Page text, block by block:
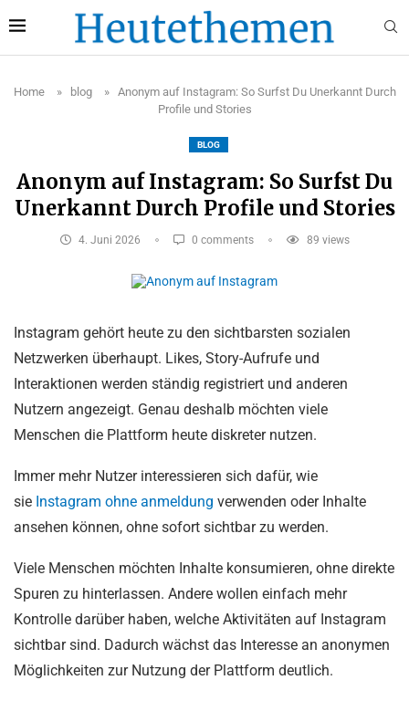
Home » blog » Anonym auf Instagram: So Surfst Du Unerkannt Durch
Profile und Stories
BLOG
Anonym auf Instagram: So Surfst Du
Unerkannt Durch Profile und Stories
4. Juni 2026 0 comments 89 views
Instagram gehört heute zu den sichtbarsten sozialen
Netzwerken überhaupt. Likes, Story-Aufrufe und
Interaktionen werden ständig registriert und anderen
Nutzern angezeigt. Genau deshalb möchten viele
Menschen die Plattform heute diskreter nutzen.
Immer mehr Nutzer interessieren sich dafür, wie
sie Instagram ohne anmeldung verwenden oder Inhalte
ansehen können, ohne sofort sichtbar zu werden.
Viele Menschen möchten Inhalte konsumieren, ohne direkte
Spuren zu hinterlassen. Andere wollen einfach mehr
Kontrolle darüber haben, welche Aktivitäten auf Instagram
sichtbar sind. Dadurch wächst das Interesse an anonymen
Möglichkeiten zur Nutzung der Plattform deutlich.